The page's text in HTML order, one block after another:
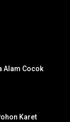
Alam Cocok
Karet